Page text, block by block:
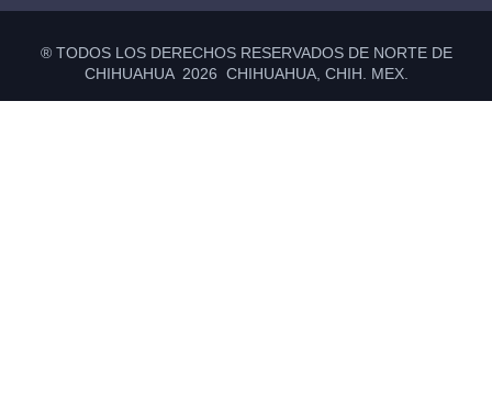
® TODOS LOS DERECHOS RESERVADOS DE NORTE DE
CHIHUAHUA 2026 CHIHUAHUA, CHIH. MEX.